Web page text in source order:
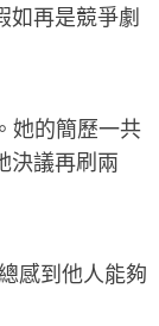
如再是競爭劇
她的簡歷一共
決議再刷兩
感到他人能夠